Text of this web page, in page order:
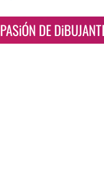
PASiÓN DE